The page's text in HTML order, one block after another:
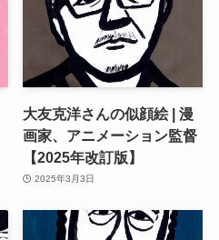
大友克洋さんの似顔絵 | 漫
画家、アニメーション監督
【2025年改訂版】
2025年3月3日